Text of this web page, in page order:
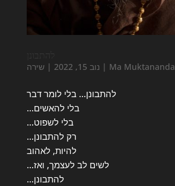
Ma Muktananda
| נוב 15, 2022 |שירה
להתבונן… בלי לומר דבר
בלי להאשים…
בלי לשפוט…
רק להתבונן…
להיות, לאהוב
לשים לב לעצמך, ואז…
להתבונן…